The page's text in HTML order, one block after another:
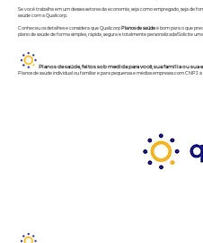
Se você trabalha em um desses setores da economia, seja como empregado, seja de
saúde com a Qualicorp.
Conheceu os detalhes e considera que QualicorpPlanos de saúdeé bom para o que
plano de saúde de forma simples, rápida, segura e totalmente personalizada!Solicite
Planos de saúde, feitos sob medida para você, sua família ou sua
Planos de saúde individual ou familiar e para pequenas e médias empresas com CNPJ